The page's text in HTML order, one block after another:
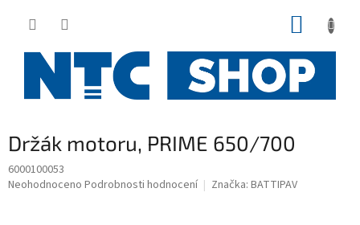
Držák motoru, PRIME 650/700
6000100053
Průměrné
Neohodnoceno Podrobnosti hodnocení Značka: BATTIPAV